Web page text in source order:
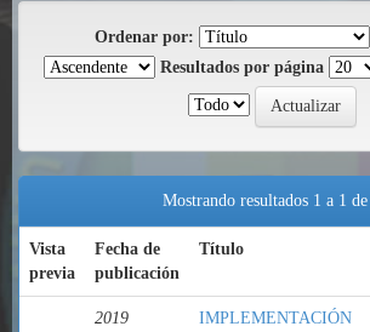
Ordenar por:
Resultados por página
Mostrando resultados 1 a 1 de
Vista
previa
Fecha de
publicación
Título
2019
IMPLEMENTACIÓN